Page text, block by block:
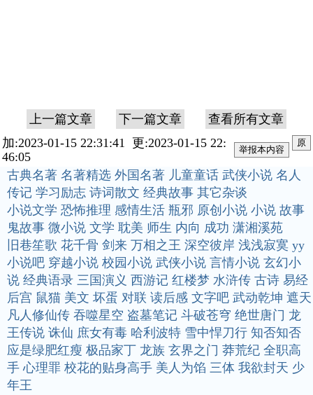
上一篇文章 下一篇文章
查看所有文章
加:2023-01-15 22:31:41 更:2023-01-15 22:
46:05
原
古典名著 名著精选 外国名著 儿童童话 武侠小说 名人
传记 学习励志 诗词散文 经典故事 其它杂谈
小说文学 恐怖推理 感情生活 瓶邪 原创小说 小说 故事
鬼故事 微小说 文学 耽美 师生 内向 成功 潇湘溪苑
旧巷笙歌 花千骨 剑来 万相之王 深空彼岸 浅浅寂寞 yy
小说吧 穿越小说 校园小说 武侠小说 言情小说 玄幻小
说 经典语录 三国演义 西游记 红楼梦 水浒传 古诗 易经
后宫 鼠猫 美文 坏蛋 对联 读后感 文字吧 武动乾坤 遮天
凡人修仙传 吞噬星空 盗墓笔记 斗破苍穹 绝世唐门 龙
王传说 诛仙 庶女有毒 哈利波特 雪中悍刀行 知否知否
应是绿肥红瘦 极品家丁 龙族 玄界之门 莽荒纪 全职高
手 心理罪 校花的贴身高手 美人为馅 三体 我欲封天 少
年王